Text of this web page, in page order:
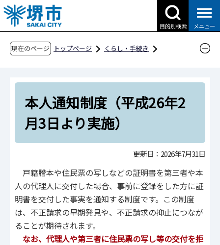
こ
の
ペ
目的別検索 メニュー
現在のページ トップページ
くらし・手続き
本人通知制度（平成26年2月3日より実施）
本人通知制度（平成26年2
月3日より実施）
更新日：2026年7月31日
戸籍謄本や住民票の写しなどの証明書を第三者や本
人の代理人に交付した場合、事前に登録をした方に証
明書を交付した事実を通知する制度です。この制度
は、不正請求の早期発見や、不正請求の抑止につなが
ることが期待されます。
なお、代理人や第三者に住民票の写し等の交付を拒